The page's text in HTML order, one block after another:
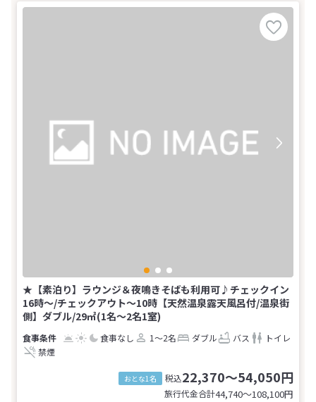
★【素泊り】ラウンジ＆夜鳴きそばも利用可♪チェックイン
16時～/チェックアウト～10時【天然温泉露天風呂付/温泉街
側】ダブル/29㎡(1名～2名1室)
食事なし 1～2名 ダブル バス
トイレ
禁煙
おとな1名 税込22,370～54,050円
旅行代金合計44,740〜108,100円